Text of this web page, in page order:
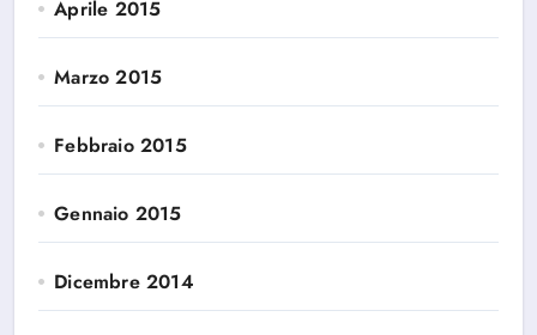
Aprile 2015
Marzo 2015
Febbraio 2015
Gennaio 2015
Dicembre 2014